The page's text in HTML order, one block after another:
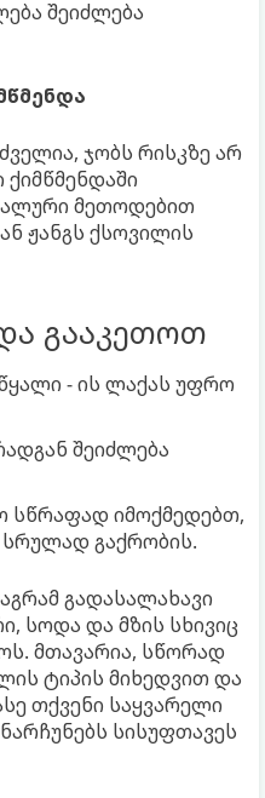
შეიძლება
ჯობს რისკზე არ
მეთოდებით
ჟანგს ქსოვილის
გააკეთოთ
- ის ლაქას უფრო
შეიძლება
სწრაფად იმოქმედებთ,
სრულად გაქრობის.
გადასალახავი
სოდა და მზის სხივიც
მთავარია, სწორად
ტიპის მიხედვით და
თქვენი საყვარელი
სისუფთავეს